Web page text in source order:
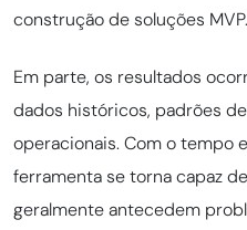
construção de soluções MVP.
Em parte, os resultados
dados históricos, padrões
operacionais. Com o tempo
ferramenta se torna capaz
geralmente antecedem